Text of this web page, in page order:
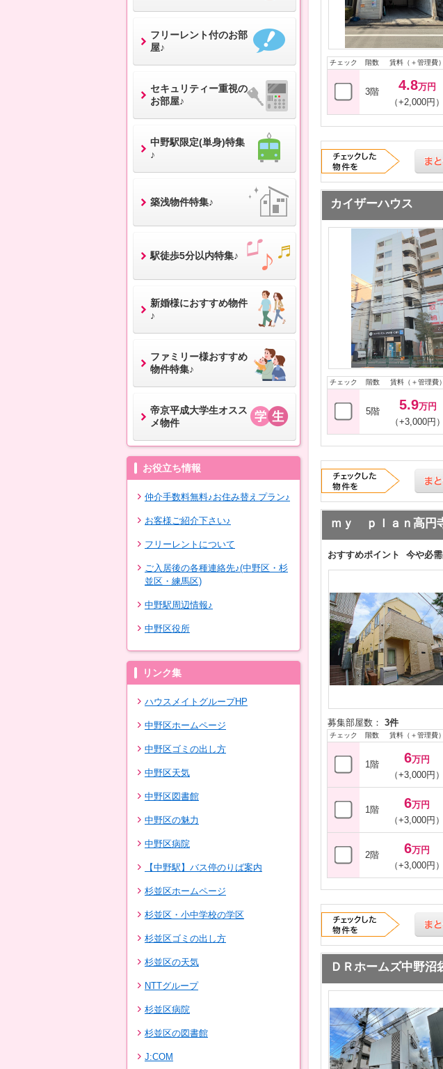
チェック 階数 賃料（＋管理費）
3階 4.8万円
（+2,000円）
カイザーハウス
チェック 階数 賃料（＋管理費）
5階 5.9万円
（+3,000円）
ｍｙ ｐｌａｎ高円
おすすめポイント 今や必
募集部屋数： 3件
チェック 階数 賃料（＋管理費）
1階 6万円
（+3,000円）
1階 6万円
（+3,000円）
2階 6万円
（+3,000円）
ＤＲホームズ中野沼
フリーレント付のお部
屋♪
セキュリティー重視の
お部屋♪
中野駅限定(単身)特集
♪
築浅物件特集♪
駅徒歩5分以内特集♪
新婚様におすすめ物件
♪
ファミリー様おすすめ
物件特集♪
帝京平成大学生オスス
メ物件
お役立ち情報
仲介手数料無料♪お住み替えプラン♪
お客様ご紹介下さい♪
フリーレントについて
ご入居後の各種連絡先♪(中野区・杉
並区・練馬区)
中野駅周辺情報♪
中野区役所
リンク集
ハウスメイトグループHP
中野区ホームページ
中野区ゴミの出し方
中野区天気
中野区図書館
中野区の魅力
中野区病院
【中野駅】バス停のりば案内
杉並区ホームページ
杉並区・小中学校の学区
杉並区ゴミの出し方
杉並区の天気
NTTグループ
杉並区病院
杉並区の図書館
J:COM